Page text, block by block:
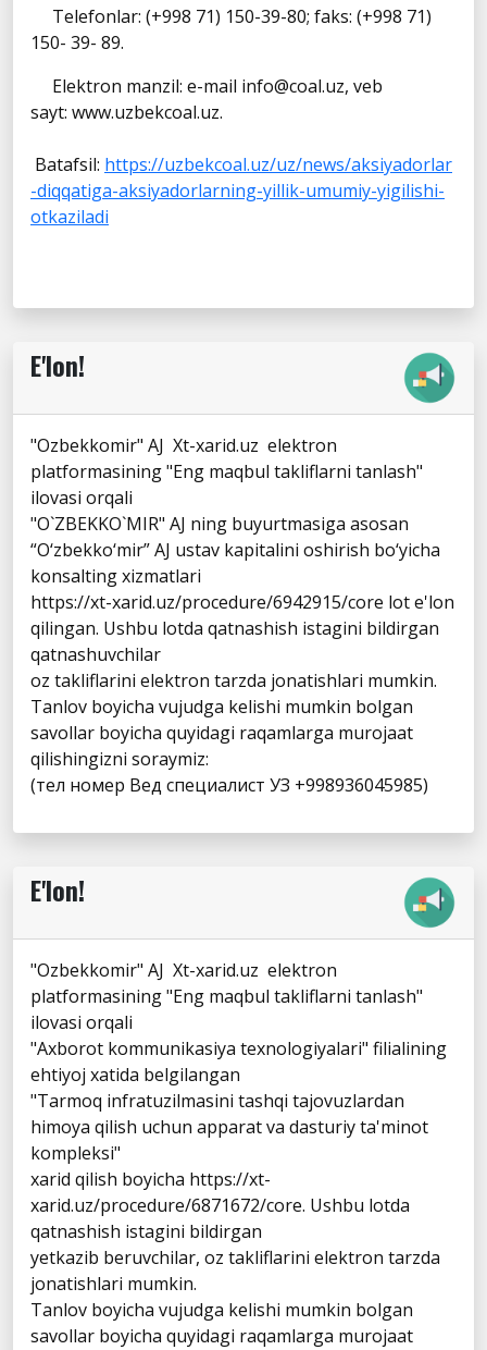
Telefonlar: (+998 71) 150-39-80; faks: (+998 71)
150- 39- 89.
Elektron manzil: e-mail info@coal.uz, veb
sayt: www.uzbekcoal.uz.
Batafsil: https://uzbekcoal.uz/uz/news/aksiyadorlar
-diqqatiga-aksiyadorlarning-yillik-umumiy-yigilishi-
otkaziladi
E'lon!
"Ozbekkomir" AJ Xt-xarid.uz elektron
platformasining "Eng maqbul takliflarni tanlash"
ilovasi orqali
"O`ZBEKKO`MIR" AJ ning buyurtmasiga asosan
“O‘zbekko‘mir” AJ ustav kapitalini oshirish bo‘yicha
konsalting xizmatlari
https://xt-xarid.uz/procedure/6942915/core lot e'lon
qilingan. Ushbu lotda qatnashish istagini bildirgan
qatnashuvchilar
oz takliflarini elektron tarzda jonatishlari mumkin.
Tanlov boyicha vujudga kelishi mumkin bolgan
savollar boyicha quyidagi raqamlarga murojaat
qilishingizni soraymiz:
(тел номер Вед специалист УЗ +998936045985)
E'lon!
"Ozbekkomir" AJ Xt-xarid.uz elektron
platformasining "Eng maqbul takliflarni tanlash"
ilovasi orqali
"Axborot kommunikasiya texnologiyalari" filialining
ehtiyoj xatida belgilangan
"Tarmoq infratuzilmasini tashqi tajovuzlardan
himoya qilish uchun apparat va dasturiy ta'minot
kompleksi"
xarid qilish boyicha https://xt-
xarid.uz/procedure/6871672/core. Ushbu lotda
qatnashish istagini bildirgan
yetkazib beruvchilar, oz takliflarini elektron tarzda
jonatishlari mumkin.
Tanlov boyicha vujudga kelishi mumkin bolgan
savollar boyicha quyidagi raqamlarga murojaat